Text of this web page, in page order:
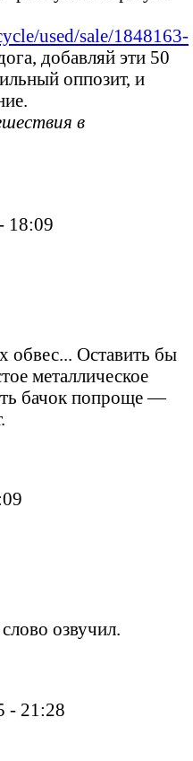
used/sale/1848163-
добавляй эти 50
оппозит, и
в
18:09
обвес... Оставить бы
металлическое
бачок попроще —
озвучил.
- 21:28